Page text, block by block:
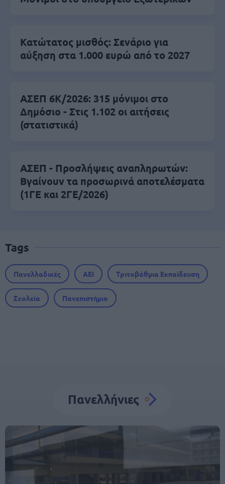
Κατώτατος μισθός: Σενάριο για
αύξηση στα 1.000 ευρώ από το 2027
ΑΣΕΠ 6Κ/2026: 315 μόνιμοι στο
Δημόσιο - Στις 1.102 οι αιτήσεις
(στατιστικά)
ΑΣΕΠ - Προσλήψεις αναπληρωτών:
Βγαίνουν τα προσωρινά αποτελέσματα
(1ΓΕ και 2ΓΕ/2026)
Tags
Πανελλαδικές ΑΕΙ Τριτοβάθμια Εκπαίδευση
Σχολεία Πανεπιστήμιο
Πανελλήνιες